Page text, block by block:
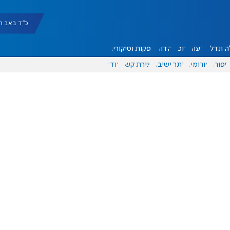
כ"ד באב תשפ"ו
ונדל"ן דעות אוכל יהדות הפקות וסיקורים
ספורט פורומים אתר ישיבה יצירת קשר עוד